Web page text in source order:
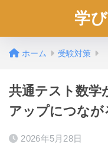
学
ホーム 受験対策
共通テスト数学
アップにつなが
2026年5月28日